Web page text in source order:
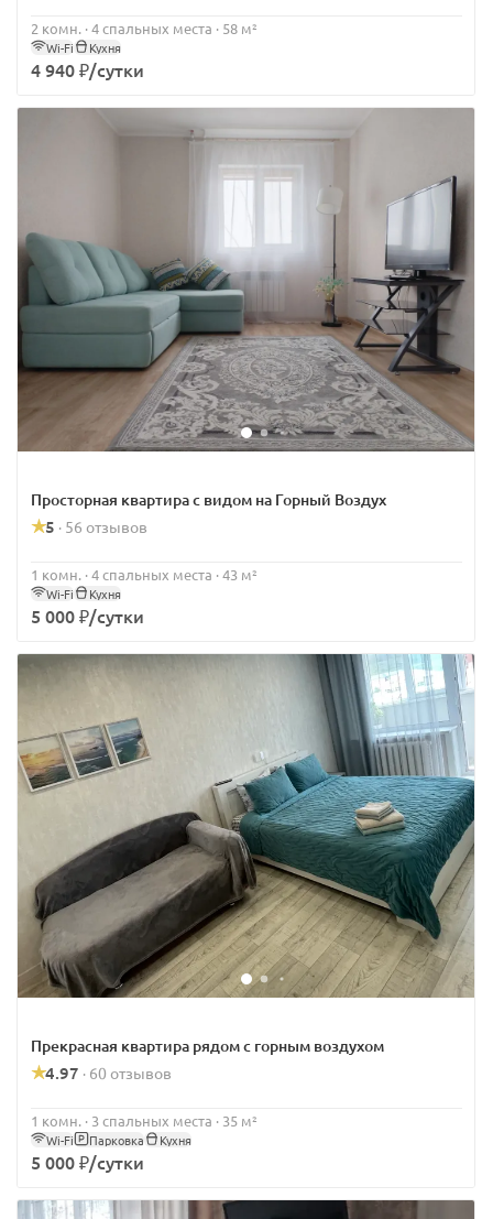
2 комн. · 4 спальных места · 58 м²
Wi-Fi Кухня
4 940 ₽/сутки
Просторная квартира с видом на Горный Воздух
5 · 56 отзывов
1 комн. · 4 спальных места · 43 м²
Wi-Fi Кухня
5 000 ₽/сутки
Прекрасная квартира рядом с горным воздухом
4.97 · 60 отзывов
1 комн. · 3 спальных места · 35 м²
Wi-Fi Парковка Кухня
5 000 ₽/сутки